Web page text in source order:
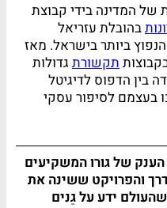
של המדינה בידי קבוצת
בהובלת עזריאל
ביותר בישראל. מאז
תקשורת גדולות
בין הדפוס לדיגיטל
בעצמם לסיפור עסקי
הענק של גורו המשקיעים
והפרויקט ששינה את
ידע על גֵנים